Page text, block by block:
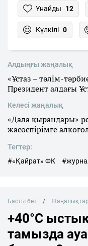
Ұнайды 12
Күлкілі 0
Алдыңғы жаңалық
«Ұстаз – тәлім-
Президент алдағы
Келесі жаңалық
«Дала қырандары»
жасөспірімге
Тегтер:
#«Қайрат» ФК
Басты бет Жаңалықтар
+40°C
тамызда